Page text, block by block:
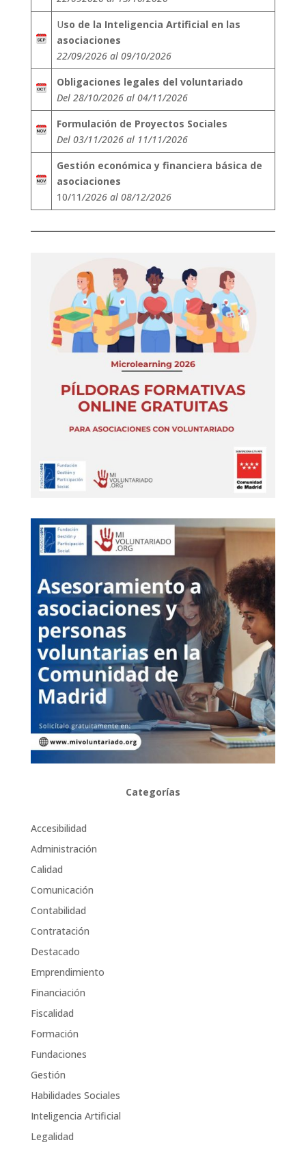
Uso de la Inteligencia Artificial en las
asociaciones
22/09/2026 al 09/10/2026
Obligaciones legales del voluntariado
Del 28/10/2026 al 04/11/2026
Formulación de Proyectos Sociales
Del 03/11/2026 al 11/11/2026
Gestión económica y financiera básica de
asociaciones
10/11/2026 al 08/12/2026
Categorías
Accesibilidad
Administración
Calidad
Comunicación
Contabilidad
Contratación
Destacado
Emprendimiento
Financiación
Fiscalidad
Formación
Fundaciones
Gestión
Habilidades Sociales
Inteligencia Artificial
Legalidad